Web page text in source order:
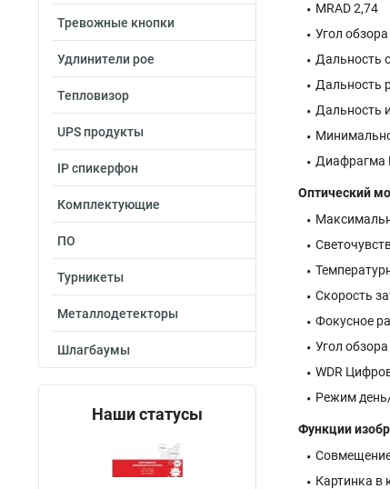
Тревожные кнопки
Удлинители poe
Тепловизор
UPS продукты
IP спикерфон
Комплектующие
ПО
Турникеты
Металлодетекторы
Шлагбаумы
Наши статусы
MRAD 2,74
Угол обзора
Дальность
Дальность
Дальность
Диафрагма
Оптический
Скорость
Фокусное
Угол
WDR
Режим
Функции
Картинка в